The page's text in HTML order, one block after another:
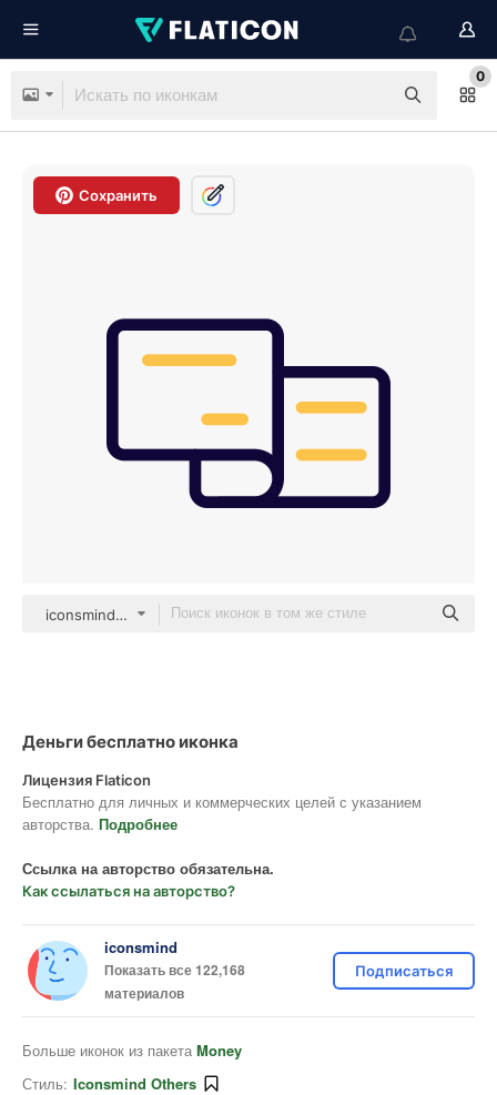
0
Сохранить
iconsmind Others
Деньги бесплатно иконка
Лицензия Flaticon
Бесплатно для личных и коммерческих целей с указанием
авторства. Подробнее
Ссылка на авторство обязательна.
Как ссылаться на авторство?
iconsmind
Показать все 122,168
материалов
Подписаться
Больше иконок из пакета Money
Стиль: Iconsmind Others